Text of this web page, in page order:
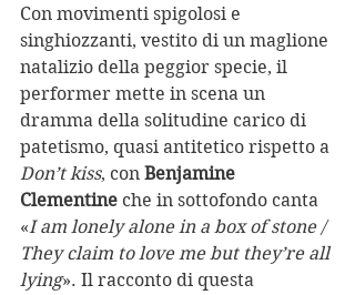
Con movimenti spigolosi e
singhiozzanti, vestito di un maglione
natalizio della peggior specie, il
performer mette in scena un
dramma della solitudine carico di
patetismo, quasi antitetico rispetto a
Don’t kiss, con Benjamine
Clementine che in sottofondo canta
«I am lonely alone in a box of stone /
They claim to love me but they’re all
lying». Il racconto di questa